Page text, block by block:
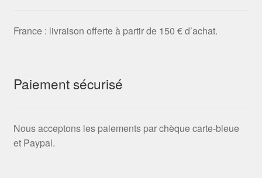
France : livraison offerte à partir de 150 € d’achat.
Paiement sécurisé
Nous acceptons les paiements par chèque carte-bleue
et Paypal.